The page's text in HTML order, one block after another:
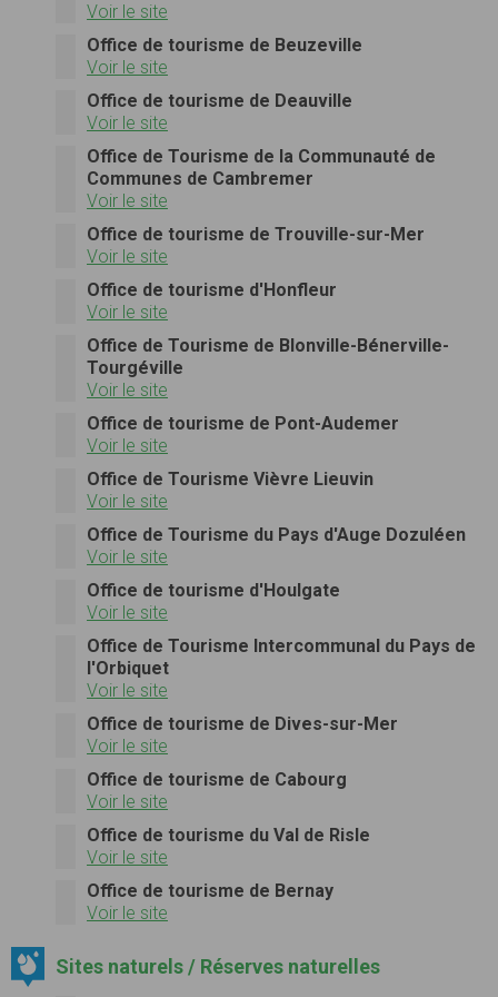
Voir le site
Office de tourisme de Beuzeville
Voir le site
Office de tourisme de Deauville
Voir le site
Office de Tourisme de la Communauté de
Communes de Cambremer
Voir le site
Office de tourisme de Trouville-sur-Mer
Voir le site
Office de tourisme d'Honfleur
Voir le site
Office de Tourisme de Blonville-Bénerville-
Tourgéville
Voir le site
Office de tourisme de Pont-Audemer
Voir le site
Office de Tourisme Vièvre Lieuvin
Voir le site
Office de Tourisme du Pays d'Auge Dozuléen
Voir le site
Office de tourisme d'Houlgate
Voir le site
Office de Tourisme Intercommunal du Pays de
l'Orbiquet
Voir le site
Office de tourisme de Dives-sur-Mer
Voir le site
Office de tourisme de Cabourg
Voir le site
Office de tourisme du Val de Risle
Voir le site
Office de tourisme de Bernay
Voir le site
Sites naturels / Réserves naturelles